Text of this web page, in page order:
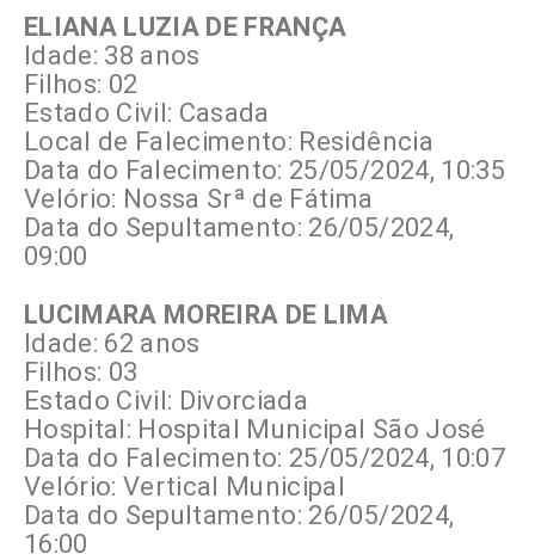
ELIANA LUZIA DE FRANÇA
Idade: 38 anos
Filhos: 02
Estado Civil: Casada
Local de Falecimento: Residência
Data do Falecimento: 25/05/2024, 10:35
Velório: Nossa Srª de Fátima
Data do Sepultamento: 26/05/2024,
09:00
LUCIMARA MOREIRA DE LIMA
Idade: 62 anos
Filhos: 03
Estado Civil: Divorciada
Hospital: Hospital Municipal São José
Data do Falecimento: 25/05/2024, 10:07
Velório: Vertical Municipal
Data do Sepultamento: 26/05/2024,
16:00